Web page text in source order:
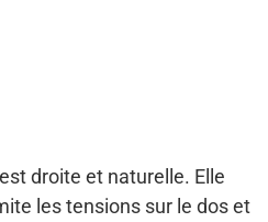
droite et naturelle. Elle
les tensions sur le dos et